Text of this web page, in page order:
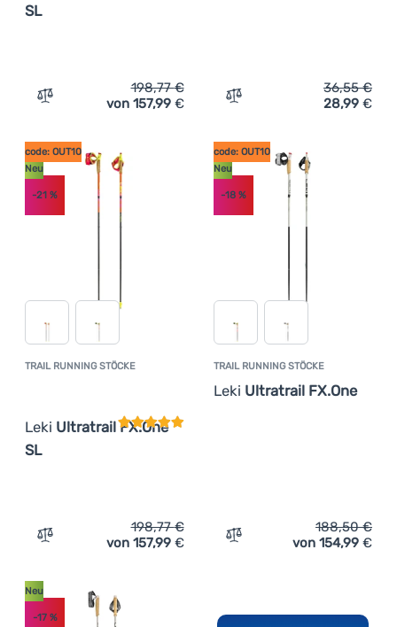
SL
Zum Vergleich 'Trail Running Stöcke Leki Ultratrail
198,77€
von 157,99 € Zum Vergleich 'Gürtel für
36,55€
28,99 €
TRAIL RUNNING STÖCKE
Leki Ultratrail FX.One
SL
Kundenbewertung
code: OUT10
Neu
-21 %
Zum Vergleich 'Trail Running Stöcke Leki Ultratrail
198,77€
von 157,99 €
TRAIL RUNNING STÖCKE
Leki Ultratrail FX.One
code: OUT10
Neu
-18%
Zum Vergleich 'Trail
188,50€
von 154,99 €
Neu
-17%